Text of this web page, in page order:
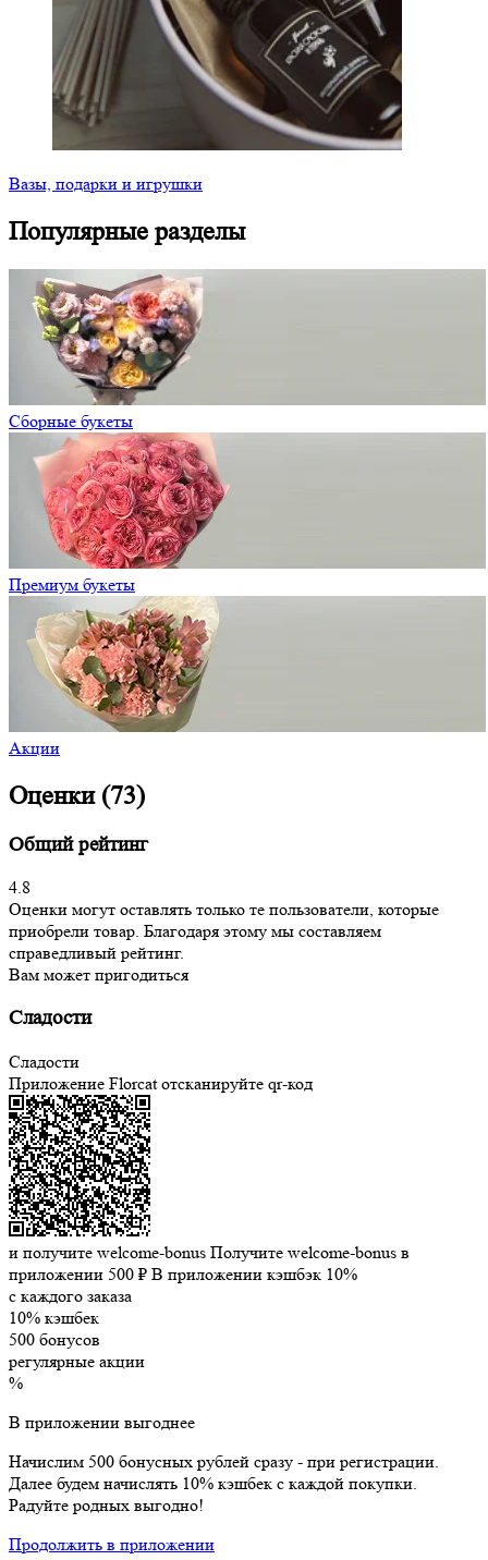
Вазы, подарки и игрушки
Популярные разделы
Сборные букеты
Премиум букеты
Акции
Оценки (73)
Общий рейтинг
4.8
Оценки могут оставлять только те пользователи, которые
приобрели товар. Благодаря этому мы составляем
справедливый рейтинг.
Вам может пригодиться
Сладости
Сладости
Приложение Florcat отсканируйте qr-код
и получите welcome-bonus Получите welcome-bonus в
приложении 500 ₽ В приложении кэшбэк 10%
с каждого заказа
10% кэшбек
500 бонусов
регулярные акции
%
В приложении выгоднее
Начислим 500 бонусных рублей сразу - при регистрации.
Далее будем начислять 10% кэшбек с каждой покупки.
Радуйте родных выгодно!
Продолжить в приложении